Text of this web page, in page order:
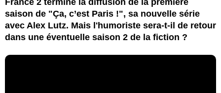
saison de "Ça, c’est Paris !", sa nouvelle série
avec Alex Lutz. Mais l'humoriste sera-t-il de retour
dans une éventuelle saison 2 de la fiction ?